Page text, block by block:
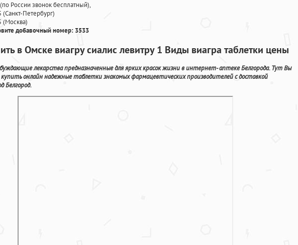
(по России звонок бесплатный),
(Санкт-Петербург)
(Москва)
добавочный номер: 3533
в Омске виагру сиалис левитру 1 Виды виагра таблетки цены
лекарства предназначенные для ярких красок жизни в интернет- аптеке Белгорода. Тут Вы
онлайн надежные таблетки знакомых фармацевтических производителей с доставкой
Белгород.